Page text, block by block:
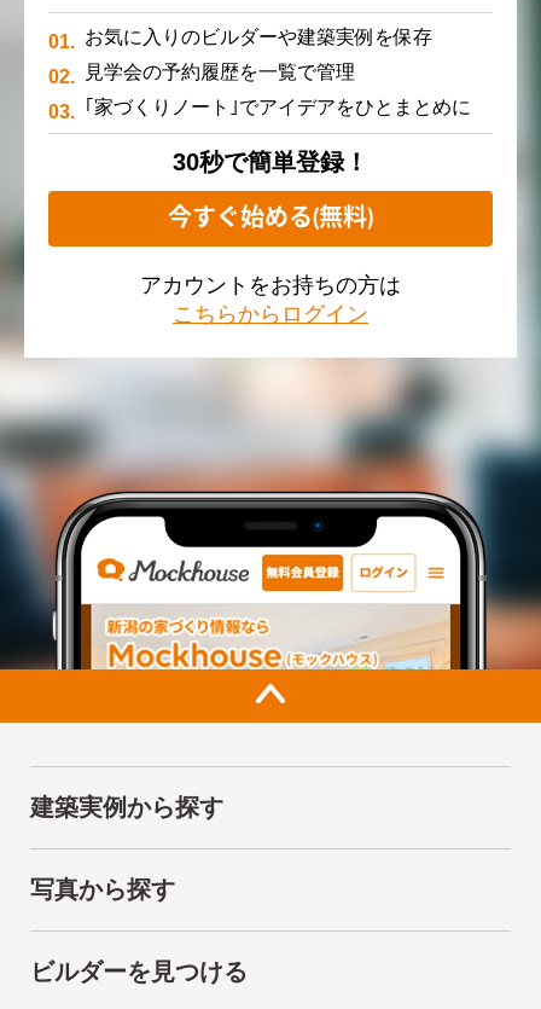
お気に入りのビルダーや建築実例を保存
見学会の予約履歴を一覧で管理
｢家づくりノート｣でアイデアをひとまとめに
30秒で簡単登録！
今すぐ始める(無料)
アカウントをお持ちの方は
こちらからログイン
建築実例から探す
写真から探す
ビルダーを見つける